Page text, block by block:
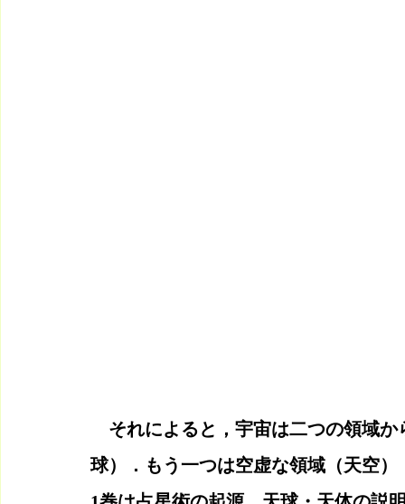
それによると，宇宙は二つの領域か
球）．もう一つは空虚な領域（天空）